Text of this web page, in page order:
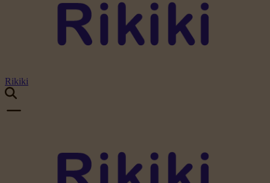
Rikiki